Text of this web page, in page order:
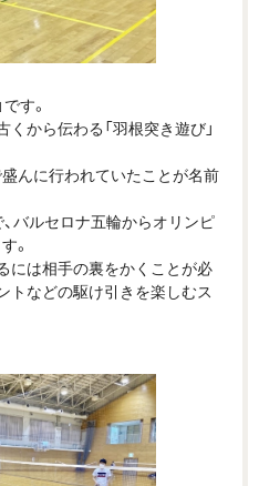
す。
から伝わる「羽根突き遊び」
んに行われていたことが名前
バルセロナ五輪からオリンピ
。
には相手の裏をかくことが必
トなどの駆け引きを楽しむス